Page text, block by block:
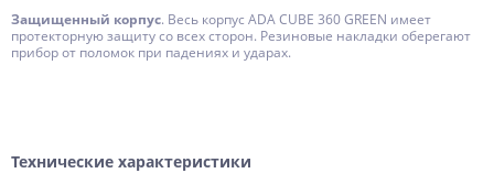
Защищенный корпус. Весь корпус ADA CUBE 360 GREEN имеет
протекторную защиту со всех сторон. Резиновые накладки оберегают
прибор от поломок при падениях и ударах.
Технические характеристики